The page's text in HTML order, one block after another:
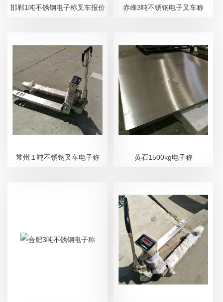
邯郸1吨不锈钢电子称叉车报价 赤峰3吨不锈钢电子叉车称
常州１吨不锈钢叉车电子称 黄石1500kg电子称